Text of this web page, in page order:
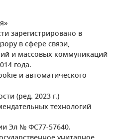
зарегистрировано в
в сфере связи,
и массовых коммуникаций
года.
и автоматического
(ред. 2023 г.)
технологий
Эл № ФС77-57640.